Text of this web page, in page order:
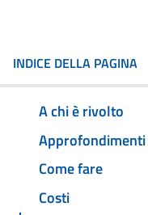
INDICE DELLA PAGINA
A chi è rivolto
Approfondimenti
Come fare
Costi